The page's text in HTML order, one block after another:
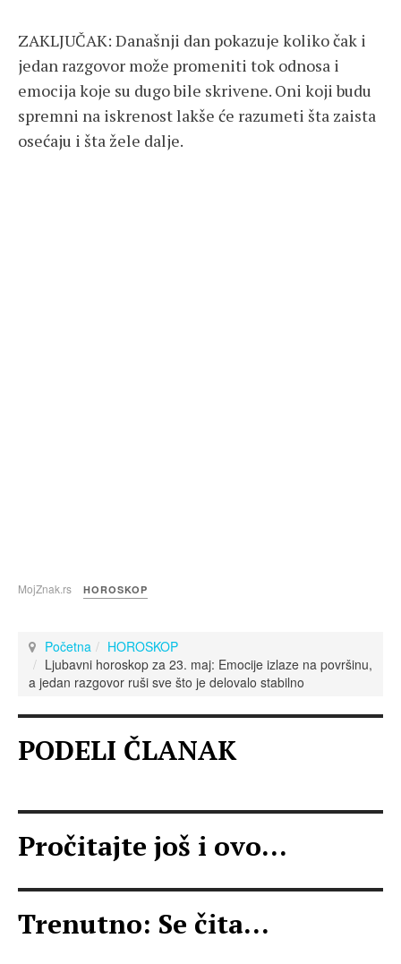
ZAKLJUČAK: Današnji dan pokazuje koliko čak i
jedan razgovor može promeniti tok odnosa i
emocija koje su dugo bile skrivene. Oni koji budu
spremni na iskrenost lakše će razumeti šta zaista
osećaju i šta žele dalje.
MojZnak.rs HOROSKOP
Početna
HOROSKOP
Ljubavni horoskop za 23. maj: Emocije izlaze na površinu,
a jedan razgovor ruši sve što je delovalo stabilno
PODELI ČLANAK
Pročitajte još i ovo...
Trenutno: Se čita...